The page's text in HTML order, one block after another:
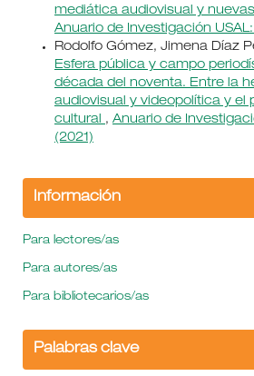
mediática audiovisual y
Anuario de Investigación
Rodolfo Gómez, Jimena Díaz
Esfera pública y campo
década del noventa. Entre la
audiovisual y videopolítica y el
cultural , Anuario de
(2021)
Información
Para lectores/as
Para autores/as
Para bibliotecarios/as
Palabras clave